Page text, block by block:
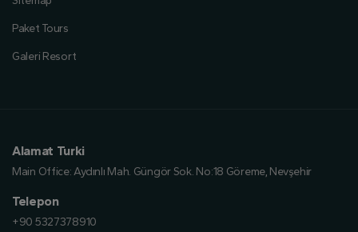
Paket Tours
Galeri Resort
Alamat Turki
Main Office:Aydınlı Mah. Güngör Sok. No:18 Göreme, Nevşehir
Telepon
+90 5327378910